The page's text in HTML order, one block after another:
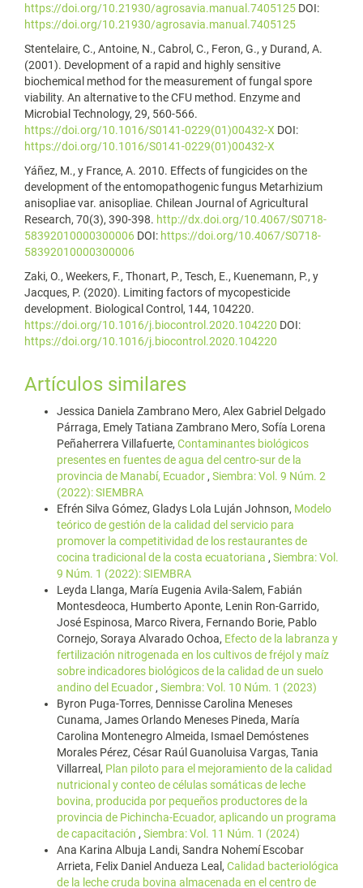
https://doi.org/10.21930/agrosavia.manual.7405125 DOI:
https://doi.org/10.21930/agrosavia.manual.7405125
Stentelaire, C., Antoine, N., Cabrol, C., Feron, G., y Durand, A.
(2001). Development of a rapid and highly sensitive
biochemical method for the measurement of fungal spore
viability. An alternative to the CFU method. Enzyme and
Microbial Technology, 29, 560-566.
https://doi.org/10.1016/S0141-0229(01)00432-X DOI:
https://doi.org/10.1016/S0141-0229(01)00432-X
Yáñez, M., y France, A. 2010. Effects of fungicides on the
development of the entomopathogenic fungus Metarhizium
anisopliae var. anisopliae. Chilean Journal of Agricultural
Research, 70(3), 390-398. http://dx.doi.org/10.4067/S0718-
58392010000300006 DOI: https://doi.org/10.4067/S0718-
58392010000300006
Zaki, O., Weekers, F., Thonart, P., Tesch, E., Kuenemann, P., y
Jacques, P. (2020). Limiting factors of mycopesticide
development. Biological Control, 144, 104220.
https://doi.org/10.1016/j.biocontrol.2020.104220 DOI:
https://doi.org/10.1016/j.biocontrol.2020.104220
Artículos similares
Jessica Daniela Zambrano Mero, Alex Gabriel Delgado
Párraga, Emely Tatiana Zambrano Mero, Sofía Lorena
Peñaherrera Villafuerte, Contaminantes biológicos
presentes en fuentes de agua del centro-sur de la
provincia de Manabí, Ecuador, Siembra: Vol. 9 Núm. 2
(2022): SIEMBRA
Efrén Silva Gómez, Gladys Lola Luján Johnson, Modelo
teórico de gestión de la calidad del servicio para
promover la competitividad de los restaurantes de
cocina tradicional de la costa ecuatoriana , Siembra: Vol.
9 Núm. 1 (2022): SIEMBRA
Leyda Llanga, María Eugenia Avila-Salem, Fabián
Montesdeoca, Humberto Aponte, Lenin Ron-Garrido,
José Espinosa, Marco Rivera, Fernando Borie, Pablo
Cornejo, Soraya Alvarado Ochoa, Efecto de la labranza y
fertilización nitrogenada en los cultivos de fréjol y maíz
sobre indicadores biológicos de la calidad de un suelo
andino del Ecuador, Siembra: Vol. 10 Núm. 1 (2023)
Byron Puga-Torres, Dennisse Carolina Meneses
Cunama, James Orlando Meneses Pineda, María
Carolina Montenegro Almeida, Ismael Demóstenes
Morales Pérez, César Raúl Guanoluisa Vargas, Tania
Villarreal, Plan piloto para el mejoramiento de la calidad
nutricional y conteo de células somáticas de leche
bovina, producida por pequeños productores de la
provincia de Pichincha-Ecuador, aplicando un programa
de capacitación , Siembra: Vol. 11 Núm. 1 (2024)
Ana Karina Albuja Landi, Sandra Nohemí Escobar
Arrieta, Felix Daniel Andueza Leal, Calidad bacteriológica
de la leche cruda bovina almacenada en el centro de